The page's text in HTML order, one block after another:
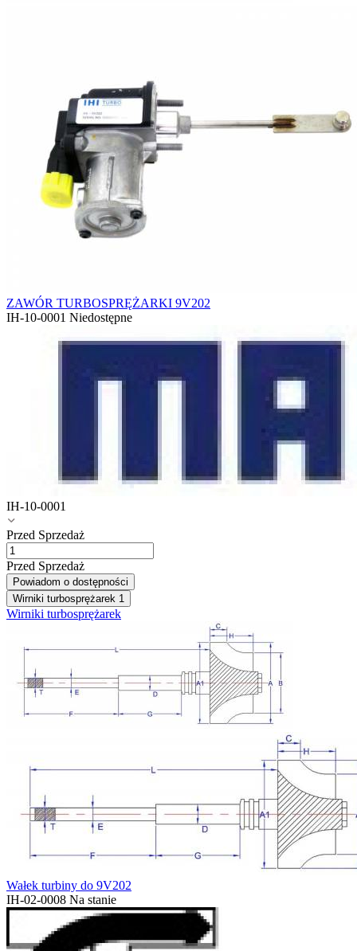
ZAWÓR TURBOSPRĘŻARKI 9V202
IH-10-0001 Niedostępne
IH-10-0001
Przed Sprzedaż
Przed Sprzedaż
Powiadom o dostępności
Wirniki turbosprężarek 1
Wirniki turbosprężarek
Wałek turbiny do 9V202
IH-02-0008 Na stanie